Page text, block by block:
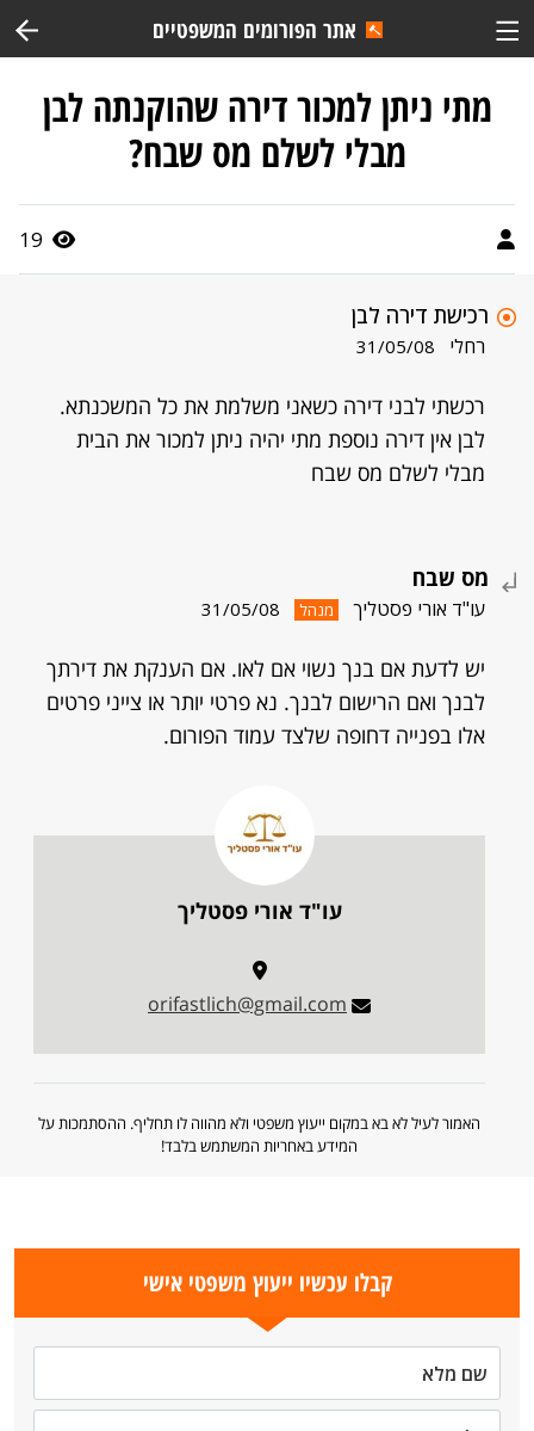
אתר הפורומים המשפטיים
מתי ניתן למכור דירה שהוקנתה לבן
מבלי לשלם מס שבח?
19
רכישת דירה לבן
רחלי 31/05/08
רכשתי לבני דירה כשאני משלמת את כל המשכנתא.
לבן אין דירה נוספת מתי יהיה ניתן למכור את הבית
מבלי לשלם מס שבח
מס שבח
עו"ד אורי פסטליך מנהל 31/05/08
יש לדעת אם בנך נשוי אם לאו. אם הענקת את דירתך
לבנך ואם הרישום לבנך. נא פרטי יותר או צייני פרטים
אלו בפנייה דחופה שלצד עמוד הפורום.
עו"ד אורי פסטליך
orifastlich@gmail.com
האמור לעיל לא בא במקום ייעוץ משפטי ולא מהווה לו תחליף. ההסתמכות על
המידע באחריות המשתמש בלבד!
קבלו עכשיו ייעוץ משפטי אישי